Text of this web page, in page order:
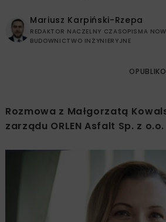
Mariusz Karpiński-Rzepa
REDAKTOR NACZELNY CZASOPISMA
BUDOWNICTWO INŻYNIERYJNE
Rozmowa z Małgorzatą
zarządu ORLEN Asfalt Sp. z o.o.